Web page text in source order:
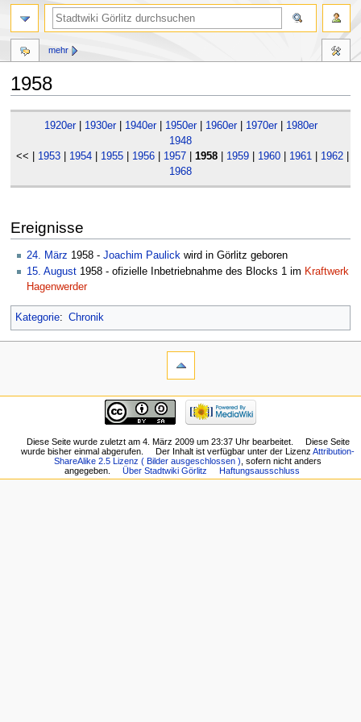
1958
Navigation
1920er| 1930er| 1940er| 1950er| 1960er| 1970er|
1980er
1948
<< | 1953 1954 1955 1956 1957 |1958 1959 1960 1961 1962
1968
Ereignisse
24. März 1958 - Joachim Paulick wird in Görlitz geboren
15. August 1958 - ofizielle Inbetriebnahme des Blocks 1 im Kraftwerk
Hagenwerder
Kategorie: Chronik
mehr
Diese Seite wurde zuletzt am 4. März 2009 um 23:37 Uhr bearbeitet.
Diese Seite
wurde bisher einmal abgerufen.
Der Inhalt ist verfügbar unter der LizenzAttribution-
ShareAlike 2.5 Lizenz ( Bilder ausgeschlossen ) , sofern nicht anders
angegeben.
Über Stadtwiki Görlitz Haftungsausschluss